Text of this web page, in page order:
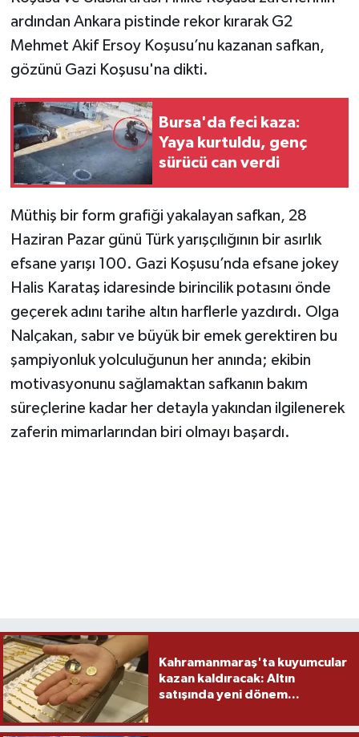
ardından Ankara pistinde rekor kırarak G2
Mehmet Akif Ersoy Koşusu’nu kazanan safkan,
gözünü Gazi Koşusu'na dikti.
Bursa'da feci kaza:
Yaya kurtuldu, genç
sürücü can verdi
Müthiş bir form grafiği yakalayan safkan, 28
Haziran Pazar günü Türk yarışçılığının bir asırlık
efsane yarışı 100. Gazi Koşusu’nda efsane jokey
Halis Karataş idaresinde birincilik potasını önde
geçerek adını tarihe altın harflerle yazdırdı. Olga
Nalçakan, sabır ve büyük bir emek gerektiren bu
şampiyonluk yolculuğunun her anında; ekibin
motivasyonunu sağlamaktan safkanın bakım
süreçlerine kadar her detayla yakından ilgilenerek
zaferin mimarlarından biri olmayı başardı.
Kahramanmaraş'ta kuyumcular
kazan kaldıracak: Altın
satışında yeni dönem...